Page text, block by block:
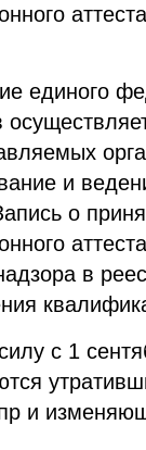
единого
и
о
в
с 1
и